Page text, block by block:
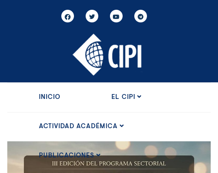
INICIO EL CIPI
ACTIVIDAD ACADÉMICA
PUBLICACIONES